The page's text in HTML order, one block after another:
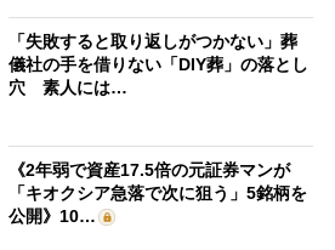
「失敗すると取り返しがつかない」葬
儀社の手を借りない「DIY葬」の落とし
穴 素人には…
《2年弱で資産17.5倍の元証券マンが
「キオクシア急落で次に狙う」5銘柄を
公開》10…